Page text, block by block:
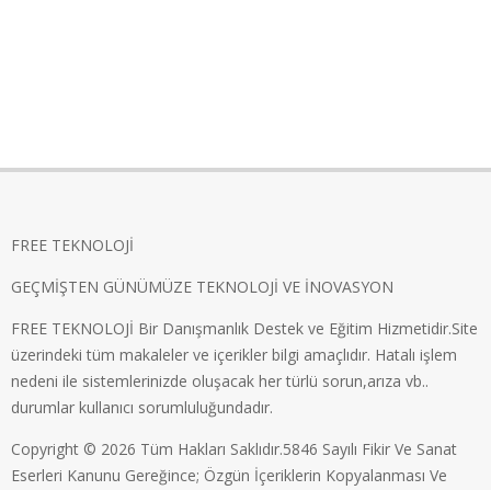
FREE TEKNOLOJİ
GEÇMİŞTEN GÜNÜMÜZE TEKNOLOJİ VE İNOVASYON
FREE TEKNOLOJİ Bir Danışmanlık Destek ve Eğitim Hizmetidir.Site
üzerindeki tüm makaleler ve içerikler bilgi amaçlıdır. Hatalı işlem
nedeni ile sistemlerinizde oluşacak her türlü sorun,arıza vb..
durumlar kullanıcı sorumluluğundadır.
Copyright © 2026 Tüm Hakları Saklıdır.5846 Sayılı Fikir Ve Sanat
Eserleri Kanunu Gereğince; Özgün İçeriklerin Kopyalanması Ve